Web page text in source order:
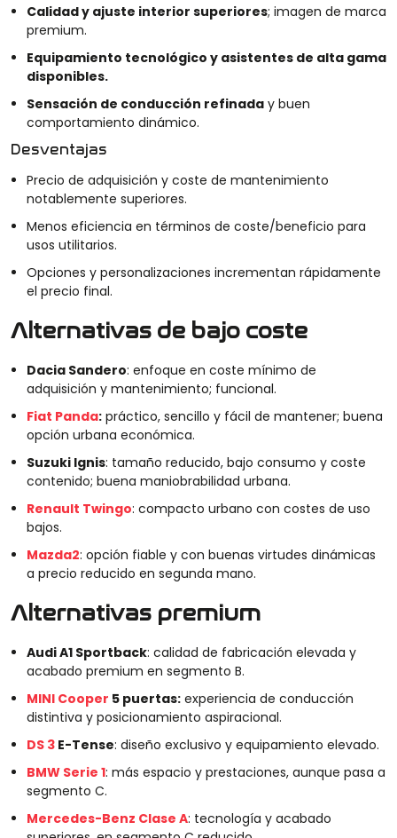
Calidad y ajuste interior superiores; imagen de marca
premium.
Equipamiento tecnológico y asistentes de alta gama
disponibles.
Sensación de conducción refinada y buen
comportamiento dinámico.
Desventajas
Precio de adquisición y coste de mantenimiento
notablemente superiores.
Menos eficiencia en términos de coste/beneficio para
usos utilitarios.
Opciones y personalizaciones incrementan rápidamente
el precio final.
Alternativas de bajo coste
Dacia Sandero: enfoque en coste mínimo de
adquisición y mantenimiento; funcional.
Fiat Panda: práctico, sencillo y fácil de mantener; buena
opción urbana económica.
Suzuki Ignis: tamaño reducido, bajo consumo y coste
contenido; buena maniobrabilidad urbana.
Renault Twingo: compacto urbano con costes de uso
bajos.
Mazda2: opción fiable y con buenas virtudes dinámicas
a precio reducido en segunda mano.
Alternativas premium
Audi A1 Sportback: calidad de fabricación elevada y
acabado premium en segmento B.
MINI Cooper 5 puertas: experiencia de conducción
distintiva y posicionamiento aspiracional.
DS 3 E-Tense: diseño exclusivo y equipamiento elevado.
BMW Serie 1: más espacio y prestaciones, aunque pasa a
segmento C.
Mercedes-Benz Clase A: tecnología y acabado